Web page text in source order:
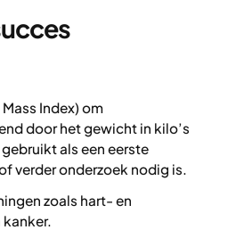
Index) om
door het gewicht in kilo’s
als een eerste
verder onderzoek nodig is.
zoals hart- en